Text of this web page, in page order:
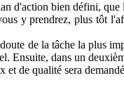
d'action bien défini,
y prendrez, plus tôt
de la tâche la plus
Ensuite, dans un
et de qualité sera